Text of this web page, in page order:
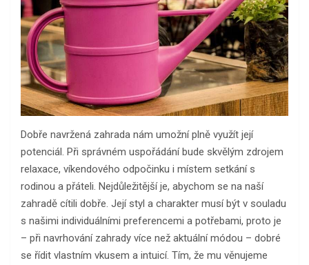
Dobře navržená zahrada nám umožní plně využít její
potenciál. Při správném uspořádání bude skvělým zdrojem
relaxace, víkendového odpočinku i místem setkání s
rodinou a přáteli. Nejdůležitější je, abychom se na naší
zahradě cítili dobře. Její styl a charakter musí být v souladu
s našimi individuálními preferencemi a potřebami, proto je
– při navrhování zahrady více než aktuální módou – dobré
se řídit vlastním vkusem a intuicí. Tím, že mu věnujeme